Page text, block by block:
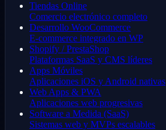
Tiendas Online
Comercio electrónico completo
Desarrollo WooCommerce
E-commerce integrado en WP
Shopify / PrestaShop
Plataformas SaaS y CMS líderes
Apps Móviles
Aplicaciones iOS y Android nativas
Web Apps & PWA
Aplicaciones web progresivas
Software a Medida (SaaS)
Sistemas web y MVPs escalables